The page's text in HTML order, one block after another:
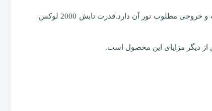
درصد تطابق نور این محصول با دوربین تلویزیونی TLCI>91 بوده و درصد تطابق نور آن با نور طبیعی روز CRI>98 است که نشان از کیفیت و خروجی مطلوب نور آن دارد.قدرت تابش 2000 لوکس
از دیگر مزایای این محصول است.